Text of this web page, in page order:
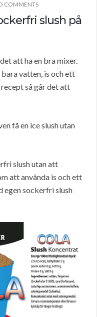
COMMENTS
slush på
att ha en bra mixer.
vatten, is och ett
så går det att
få en ice slush utan
slush utan att
att använda is och ett
egen sockerfri slush